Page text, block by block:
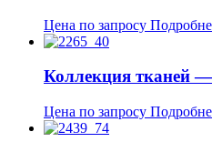
Цена по запросу
Коллекция тканей
Цена по запросу